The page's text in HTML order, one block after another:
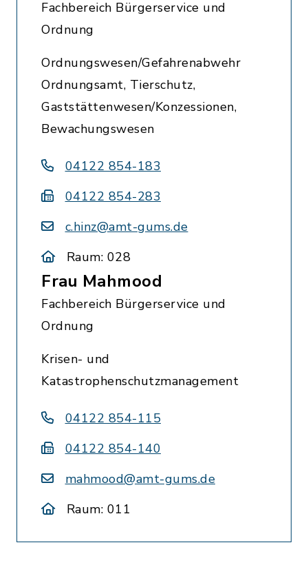
Fachbereich Bürgerservice und
Ordnung
Ordnungswesen/Gefahrenabwehr
Ordnungsamt, Tierschutz,
Gaststättenwesen/Konzessionen,
Bewachungswesen
04122 854-183
04122 854-283
c.hinz@amt-gums.de
Raum: 028
Frau Mahmood
Fachbereich Bürgerservice und
Ordnung
Krisen- und
Katastrophenschutzmanagement
04122 854-115
04122 854-140
mahmood@amt-gums.de
Raum: 011